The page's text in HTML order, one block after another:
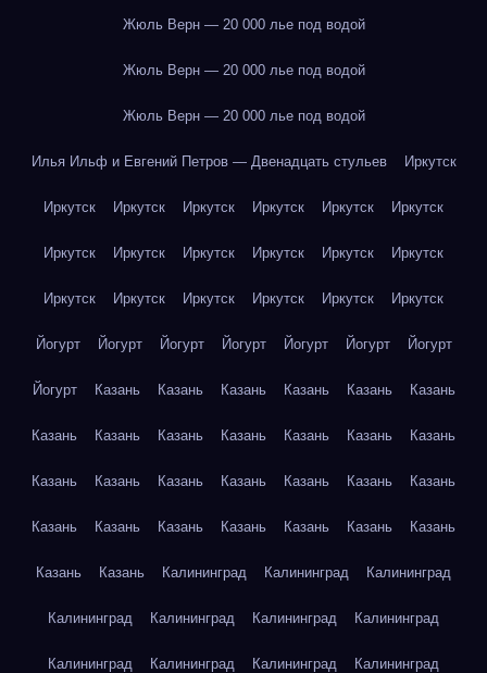
Жюль Верн — 20 000 лье под водой
Жюль Верн — 20 000 лье под водой
Жюль Верн — 20 000 лье под водой
Илья Ильф и Евгений Петров — Двенадцать стульев Иркутск
Иркутск Иркутск Иркутск Иркутск Иркутск Иркутск
Иркутск Иркутск Иркутск Иркутск Иркутск Иркутск
Иркутск Иркутск Иркутск Иркутск Иркутск Иркутск
Йогурт Йогурт Йогурт Йогурт Йогурт Йогурт Йогурт
Йогурт Казань Казань Казань Казань Казань Казань
Казань Казань Казань Казань Казань Казань Казань
Казань Казань Казань Казань Казань Казань Казань
Казань Казань Казань Казань Казань Казань Казань
Казань Казань Калининград Калининград Калининград
Калининград Калининград Калининград Калининград
Калининград Калининград Калининград Калининград